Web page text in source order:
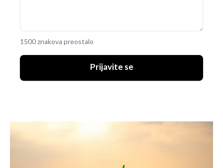
1500 znakova preostalo
Prijavite se